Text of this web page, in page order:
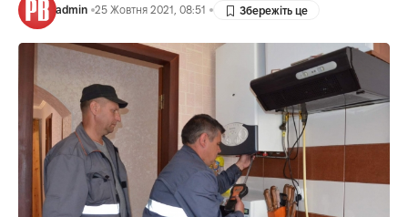
admin 25 Жовтня 2021, 08:51